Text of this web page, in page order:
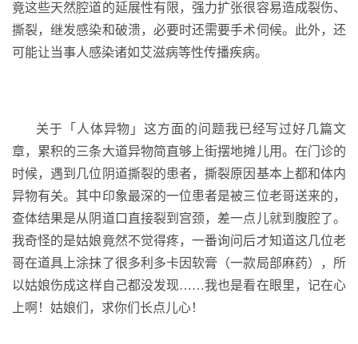
竟这些天然腔道的延展性有限，强力扩张很容易造成裂伤、
撕裂，继发感染和破溃，必要时还需要手术伺候。此外，还
可能让当事人感染诸如艾滋病等性传播疾病。
关于「人体异物」这方面的问题我已经写过好几篇文
章，累积的三条大道异物简直够上街摆地摊儿用。在门诊的
时候，遇到几位阴道撕裂的患者，撕裂原因基本上都和体内
异物有关。其中印象最深的一位患者是被三位老哥送来的，
查体结果是从阴道口直接裂到宫颈，差一点儿就到腹腔了。
我奇怪的是姑娘竟然不觉得疼，一番询问后才知道这几位老
哥在道具上涂抹了很多利多卡因软膏（一款局部麻药），所
以姑娘伤成这样自己都没发现……我也是看在眼里，记在心
上啊！姑娘们，求你们长点儿心！